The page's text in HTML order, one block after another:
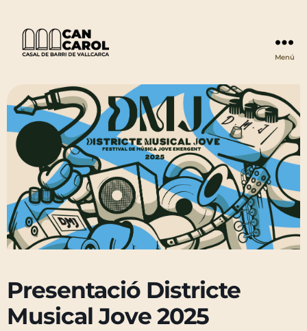
Menú
Presentació Districte
Musical Jove 2025